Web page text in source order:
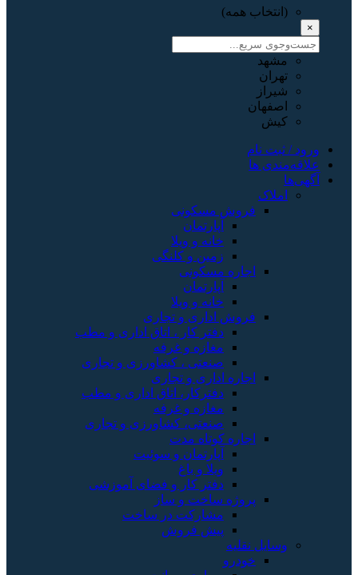
(انتخاب همه)
×
مشهد
تهران
شیراز
اصفهان
کیش
ورود / ثبت نام
علاقه‌مندی ها
آگهی‌ها
املاک
فروش مسکونی
آپارتمان
خانه و ویلا
زمین و کلنگی
اجاره مسکونی
آپارتمان
خانه و ویلا
فروش اداری و تجاری
دفتر کار ، اتاق اداری و مطب
مغازه و غرفه
صنعتی ، کشاورزی و تجاری
اجاره اداری و تجاری
دفترکار، اتاق اداری و مطب
مغازه و غرفه
صنعتی، کشاورزی و تجاری
اجاره کوتاه مدت
آپارتمان و سوئیت
ویلا و باغ
دفتر کار و فضای آموزشی
پروژه ساخت و ساز
مشارکت در ساخت
پیش فروش
وسایل نقلیه
خودرو